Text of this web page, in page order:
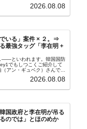
）。これは、いわゆる「塩田
2026.08.08
でいる」案件 × ２。⇒
最強タッグ「李在明 +
――といわれます。韓国国防
でもしつこくご紹介して
（アン・ギュベク）さんで
上がり」の国防部長官安圭伯
2026.08.08
国政府と李在明が吊る
のでは」とほのめか